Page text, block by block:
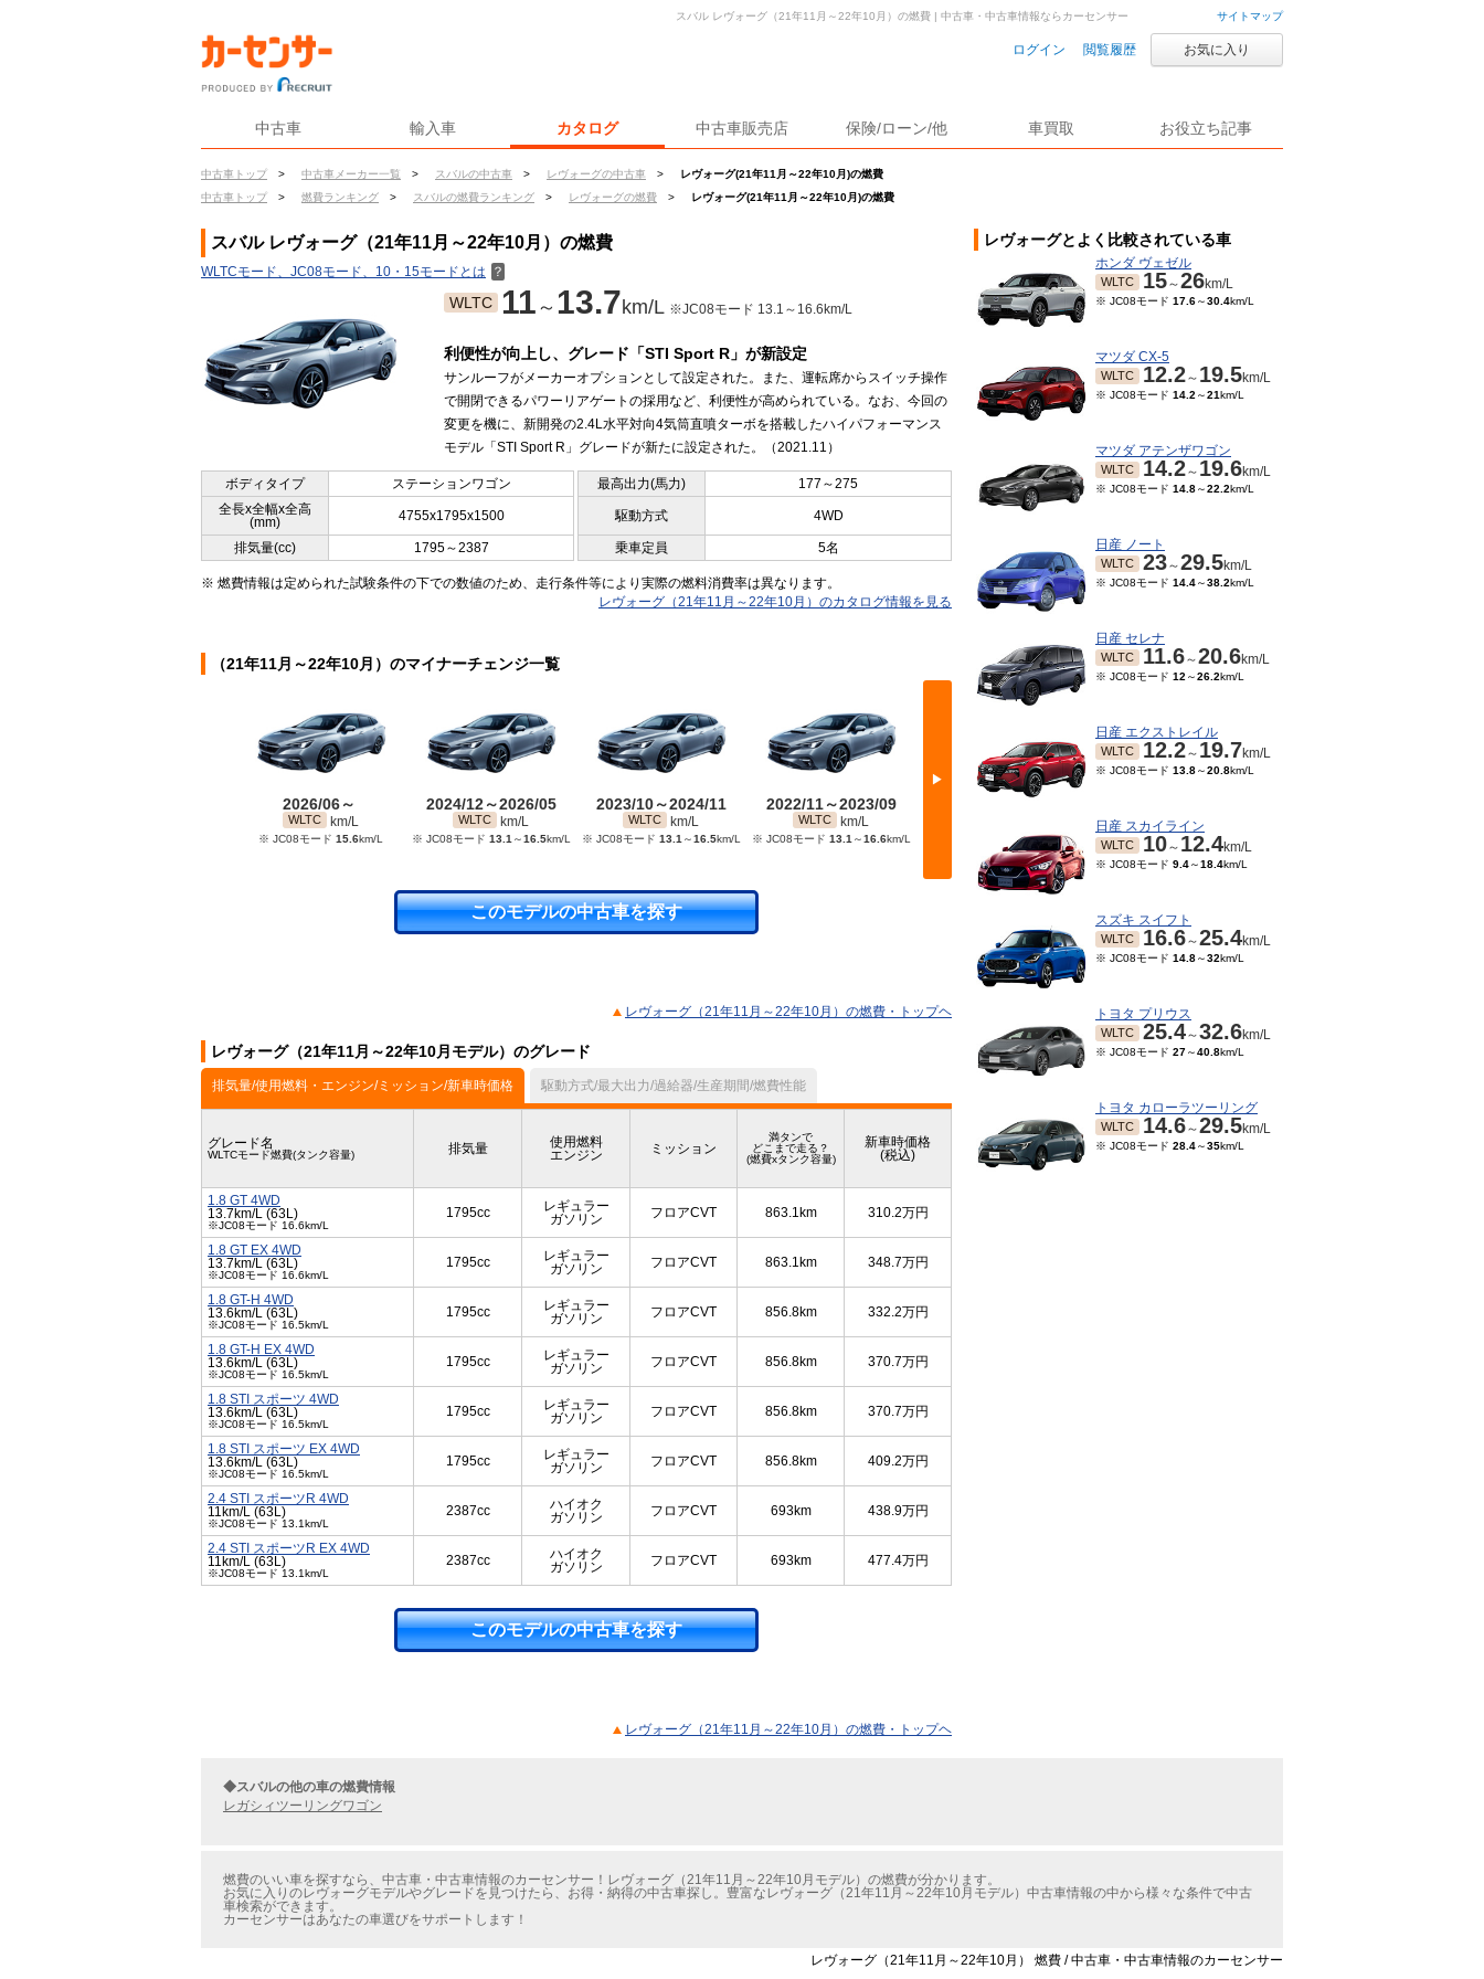
サイトマップ
ログイン 閲覧履歴 お気に入り
中古車 輸入車 カタログ 中古車販売店 保険/ローン/他 車買取 お役立ち記事
中古車トップ > 中古車メーカー一覧 > スバルの中古車 > レヴォーグの中古車 >
レヴォーグ(21年11月～22年10月)の燃費
中古車トップ
> 燃費ランキング > スバルの燃費ランキング > レヴォーグの燃費 > レヴォーグ(21年11月～22年10月)の燃費
スバル レヴォーグ（21年11月～22年10月）の燃費 | 中古車・中古車情報ならカーセンサー
スバル レヴォーグ（21年11月～22年10月）の燃費
WLTCモード、JC08モード、10・15モードとは ？
WLTC 11 ～ 13.7km/L ※JC08モード 13.1～16.6km/L
利便性が向上し、グレード「STI Sport R」が新設定
サンルーフがメーカーオプションとして設定された。また、運転席からスイッチ操作
で開閉できるパワーリアゲートの採用など、利便性が高められている。なお、今回の
変更を機に、新開発の2.4L水平対向4気筒直噴ターボを搭載したハイパフォーマンス
モデル「STI Sport R」グレードが新たに設定された。（2021.11）
ボディタイプ ステーションワゴン 最高出力(馬力)
177～275
全長x全幅x全高
(mm)
4755x1795x1500 駆動方式 4WD
排気量(cc) 1795～2387 乗車定員 5名
※ 燃費情報は定められた試験条件の下での数値のため、走行条件等により実際の燃料消費率は異なります。
レヴォーグ（21年11月～22年10月）のカタログ情報を見る
（21年11月～22年10月）のマイナーチェンジ一覧
▶
2026/06～
WLTC km/L
※ JC08モード 15.6km/L
2024/12～2026/05
WLTC km/L
※ JC08モード 13.1～16.5km/L
2023/10～2024/11
WLTC km/L
※ JC08モード 13.1～16.5km/L
2022/11～2023/09
WLTC km/L
※ JC08モード 13.1～16.6km/L 16.5～16.6km/L
このモデルの中古車を探す
レヴォーグ（21年11月～22年10月）の燃費・トップヘ
レヴォーグ（21年11月～22年10月モデル）のグレード
排気量/使用燃料・エンジン/ミッション/新車時価格 駆動方式/最大出力/過給器/生産期間/燃費性能
グレード名
WLTCモード燃費(タンク容量) 排気量
使用燃料
エンジン
ミッション
満タンで
どこまで走る？
(燃費xタンク容量)
新車時価格
(税込)
1.8 GT 4WD
13.7km/L (63L)
※JC08モード 16.6km/L
1795cc
レギュラー
ガソリン
フロアCVT 863.1km 310.2万円
1.8 GT EX 4WD
13.7km/L (63L)
※JC08モード 16.6km/L
1795cc
レギュラー
ガソリン
フロアCVT 863.1km 348.7万円
1.8 GT-H 4WD
13.6km/L (63L)
※JC08モード 16.5km/L
1795cc
レギュラー
ガソリン
フロアCVT 856.8km 332.2万円
1.8 GT-H EX 4WD
13.6km/L (63L)
※JC08モード 16.5km/L
1795cc
レギュラー
ガソリン
フロアCVT 856.8km 370.7万円
1.8 STI スポーツ 4WD
13.6km/L (63L)
※JC08モード 16.5km/L
1795cc
レギュラー
ガソリン
フロアCVT 856.8km 370.7万円
1.8 STI スポーツ EX 4WD
13.6km/L (63L)
※JC08モード 16.5km/L
1795cc
レギュラー
ガソリン
フロアCVT 856.8km 409.2万円
2.4 STI スポーツR 4WD
11km/L (63L)
※JC08モード 13.1km/L
2387cc
ハイオク
ガソリン
フロアCVT 693km 438.9万円
2.4 STI スポーツR EX 4WD
11km/L (63L)
※JC08モード 13.1km/L
2387cc
ハイオク
ガソリン
フロアCVT 693km 477.4万円
このモデルの中古車を探す
レヴォーグ（21年11月～22年10月）の燃費・トップヘ
レヴォーグとよく比較されている車
ホンダ ヴェゼル
WLTC 15～26km/L
※ JC08モード 17.6～30.4km/L
マツダ CX-5
WLTC 12.2～ 19.5km/L
※ JC08モード 14.2 ～21km/L
マツダ アテンザワゴン
WLTC 14.2～ 19.6km/L
※ JC08モード 14.8～22.2km/L
日産 ノート
WLTC 23～29.5km/L
※ JC08モード 14.4～38.2km/L
日産 セレナ
WLTC 11.6～20.6km/L
※ JC08モード 12 ～26.2km/L
日産 エクストレイル
WLTC 12.2～ 19.7km/L
※ JC08モード 13.8～20.8km/L
日産 スカイライン
WLTC 10～ 12.4km/L
※ JC08モード 9.4～18.4km/L
スズキ スイフト
WLTC 16.6～25.4km/L
※ JC08モード 14.8～32km/L
トヨタ プリウス
WLTC 25.4～32.6km/L
※ JC08モード 27～40.8km/L
トヨタ カローラツーリング
WLTC 14.6～29.5km/L
※ JC08モード 28.4～35km/L
◆スバルの他の車の燃費情報
レガシィツーリングワゴン
燃費のいい車を探すなら、中古車・中古車情報のカーセンサー！レヴォーグ（21年11月～22年10月モデル）の燃費が分かります。
お気に入りのレヴォーグモデルやグレードを見つけたら、お得・納得の中古車探し。豊富なレヴォーグ（21年11月～22年10月モデル）中古車情報の中から様々な条件で中古
車検索ができます。
カーセンサーはあなたの車選びをサポートします！
レヴォーグ（21年11月～22年10月） 燃費 / 中古車・中古車情報のカーセンサー